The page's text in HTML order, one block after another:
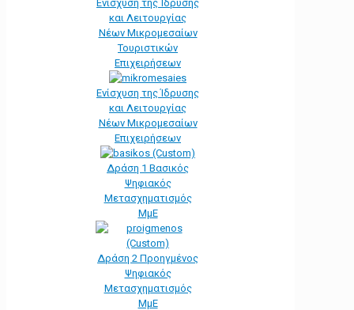
Ενίσχυση της Ίδρυσης
και Λειτουργίας
Νέων Μικρομεσαίων
Τουριστικών
Επιχειρήσεων
Ενίσχυση της Ίδρυσης
και Λειτουργίας
Νέων Μικρομεσαίων
Επιχειρήσεων
Δράση 1 Βασικός
Ψηφιακός
Μετασχηματισμός
ΜμΕ
Δράση 2 Προηγμένος
Ψηφιακός
Μετασχηματισμός
ΜμΕ